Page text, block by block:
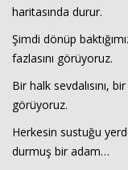
haritasında durur.
Şimdi dönüp
fazlasını görüyoruz.
Bir halk sevdalısını,
görüyoruz.
Herkesin sustuğu
durmuş bir adam…